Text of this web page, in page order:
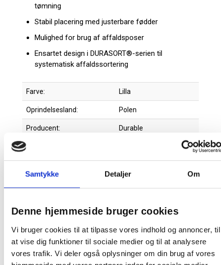
Samtykke Detaljer Om
Denne hjemmeside bruger cookies
Vi bruger cookies til at tilpasse vores indhold og annoncer, til
at vise dig funktioner til sociale medier og til at analysere
vores trafik. Vi deler også oplysninger om din brug af vores
tømning
Stabil placering med justerbare fødder
Mulighed for brug af affaldsposer
Ensartet design i DURASORT®-serien til
systematisk affaldssortering
Farve: Lilla
Oprindelsesland: Polen
Producent: Durable
Faktaark
Produktdatablad
Produktdatablad